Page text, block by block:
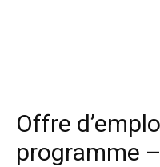
Offre
programme